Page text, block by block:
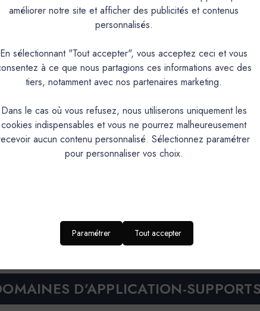
TREMPETTE.Teintes qui peuvent être utilisées à
CAMIN, CANAILLE, CHAVANNE, FRIOUL,
PRODUIT
Badigeon de chaux naturel et écologique
Intérieur/Extérieur
Texturé poudrée, finition
D’APPLICATION-
améliorer notre site et afficher des publicités et contenus
personnalisés.
En sélectionnant "Tout accepter", vous acceptez ceci et vous
à ce que nous partagions ces informations avec des
tiers, notamment avec nos partenaires marketing.
Dans le cas où vous refusez, nous utiliserons uniquement les
cookies indispensables et vous ne pourrez malheureusement
aucun contenu personnalisé. Sélectionnez paramétrer
pour personnaliser vos choix.
Paramétrer Tout accepter